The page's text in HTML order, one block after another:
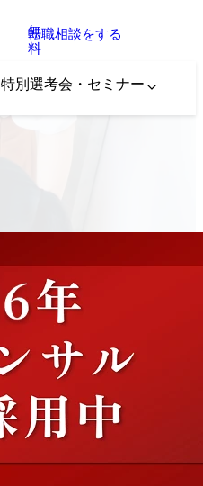
無
料
転職相談をする
特別選考会・セミナー